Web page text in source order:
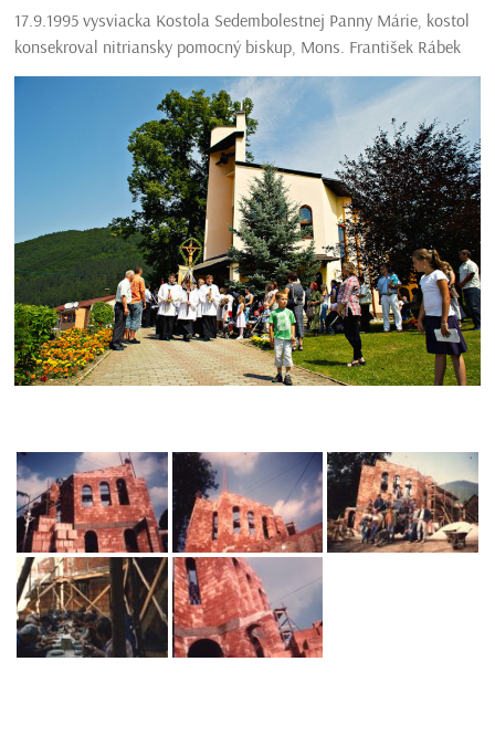
17.9.1995 vysviacka Kostola Sedembolestnej Panny Márie, kostol
konsekroval nitriansky pomocný biskup, Mons. František Rábek